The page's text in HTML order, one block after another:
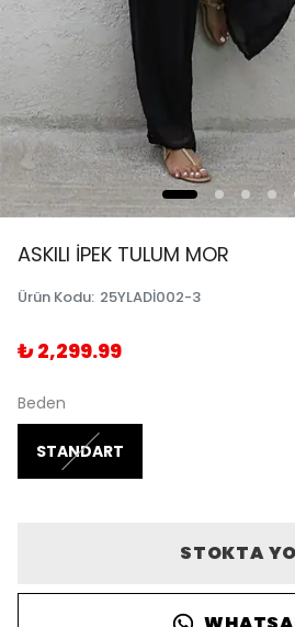
ASKILI İPEK TULUM MOR
Ürün Kodu: 25YLADİ002-3
₺ 2,299.99
Beden
STANDART
STOKTA